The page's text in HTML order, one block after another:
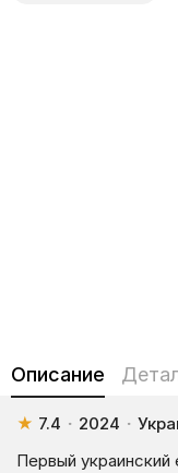
Описание
★ 7.4 · 2024 ·
Первый украинский